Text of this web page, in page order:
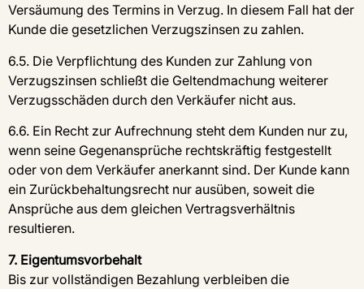
Versäumung des Termins in Verzug. In diesem Fall hat der
Kunde die gesetzlichen Verzugszinsen zu zahlen.
6.5. Die Verpflichtung des Kunden zur Zahlung von
Verzugszinsen schließt die Geltendmachung weiterer
Verzugsschäden durch den Verkäufer nicht aus.
6.6. Ein Recht zur Aufrechnung steht dem Kunden nur zu,
wenn seine Gegenansprüche rechtskräftig festgestellt
oder von dem Verkäufer anerkannt sind. Der Kunde kann
ein Zurückbehaltungsrecht nur ausüben, soweit die
Ansprüche aus dem gleichen Vertragsverhältnis
resultieren.
7. Eigentumsvorbehalt
Bis zur vollständigen Bezahlung verbleiben die